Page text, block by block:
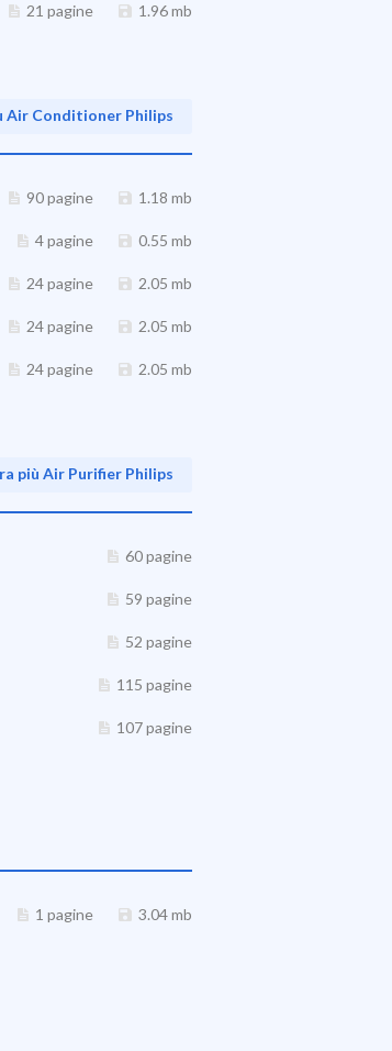
21 pagine 1.96 mb
Air Conditioner Philips
90 pagine 1.18 mb
4 pagine 0.55 mb
24 pagine 2.05 mb
24 pagine 2.05 mb
24 pagine 2.05 mb
più Air Purifier Philips
60 pagine
59 pagine
52 pagine
115 pagine
107 pagine
1 pagine 3.04 mb